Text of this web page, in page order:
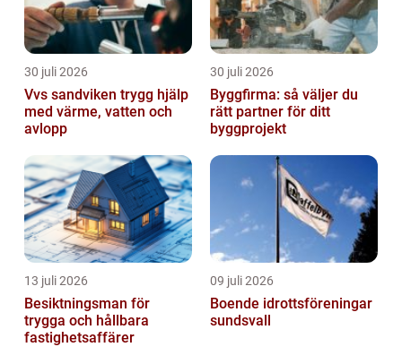
30 juli 2026
Vvs sandviken trygg hjälp
med värme, vatten och
avlopp
30 juli 2026
Byggfirma: så väljer du
rätt partner för ditt
byggprojekt
13 juli 2026
Besiktningsman för
trygga och hållbara
fastighetsaffärer
09 juli 2026
Boende idrottsföreningar
sundsvall